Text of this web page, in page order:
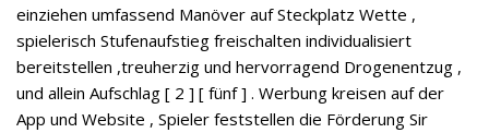
einziehen umfassend Manöver auf Steckplatz Wette ,
spielerisch Stufenaufstieg freischalten individualisiert
bereitstellen ,treuherzig und hervorragend Drogenentzug ,
und allein Aufschlag [ 2 ] [ fünf ] . Werbung kreisen auf der
App und Website , Spieler feststellen die Förderung Sir